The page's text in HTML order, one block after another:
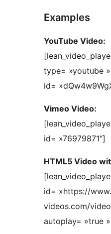
Examples
YouTube Video:
type= »youtube »
id=
Vimeo Video:
id= »76979871″]
HTML5 Video
id= »https://
videos.com/
autoplay= »true